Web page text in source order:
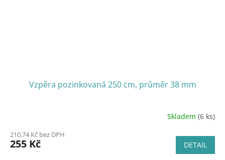
Vzpěra pozinkovaná 250 cm, průměr 38 mm
Skladem (6 ks)
210,74 Kč bez DPH
255 Kč DETAIL